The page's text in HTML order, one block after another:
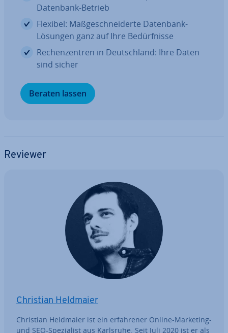
Datenbank-Betrieb
Flexibel: Maß­ge­schnei­der­te Datenbank-
Lösungen ganz auf Ihre Be­dürf­nis­se
Re­chen­zen­tren in Deutsch­land: Ihre Daten
sind sicher
Beraten lassen
Reviewer
Christian Heldmaier
Christian Heldmaier ist ein er­fah­re­ner Online-Marketing-
und SEO-Spe­zia­list aus Karlsruhe. Seit Juli 2020 ist er als